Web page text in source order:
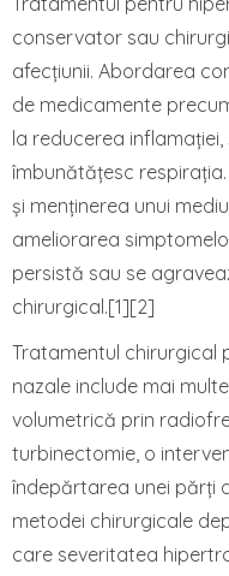
conservator sau
afecțiunii. Abordarea
de medicamente
la reducerea
îmbunătățesc
și menținerea unui
ameliorarea
persistă sau se
chirurgical.[1][2]
Tratamentul chirurgical
nazale include mai
volumetrică prin
turbinectomie, o
îndepărtarea unei părți
metodei chirurgicale
care severitatea